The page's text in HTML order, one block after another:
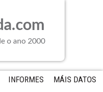
o ano 2000
INFORMES
MÁIS DATOS